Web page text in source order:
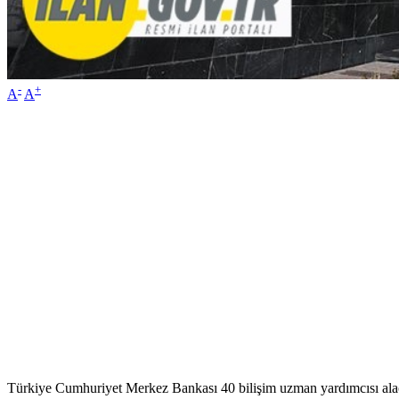
A- A+
Türkiye Cumhuriyet Merkez Bankası 40 bilişim uzman yardımcısı